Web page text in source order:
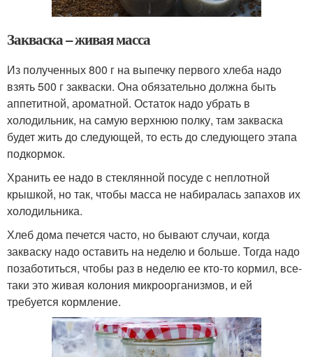
Закваска – живая масса
Из полученных 800 г на выпечку первого хлеба надо
взять 500 г закваски. Она обязательно должна быть
аппетитной, ароматной. Остаток надо убрать в
холодильник, на самую верхнюю полку, там закваска
будет жить до следующей, то есть до следующего этапа
подкормок.
Хранить ее надо в стеклянной посуде с неплотной
крышкой, но так, чтобы масса не набиралась запахов их
холодильника.
Хлеб дома печется часто, но бывают случаи, когда
закваску надо оставить на неделю и больше. Тогда надо
позаботиться, чтобы раз в неделю ее кто-то кормил, все-
таки это живая колония микроорганизмов, и ей
требуется кормление.